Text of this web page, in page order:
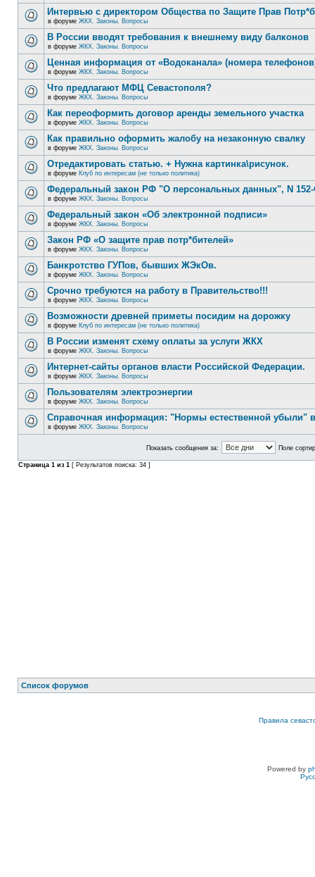
Интервью с директором Общества по Защите Прав
в форуме ЖКХ. Законы. Вопросы
В России вводят требования к внешнему виду балконов
в форуме ЖКХ. Законы. Вопросы
Ценная информация от «Водоканала» (номера
в форуме ЖКХ. Законы. Вопросы
Что предлагают МФЦ Севастополя?
в форуме ЖКХ. Законы. Вопросы
Как переоформить договор аренды земельного участка
в форуме ЖКХ. Законы. Вопросы
Как правильно оформить жалобу на незаконную свалку
в форуме ЖКХ. Законы. Вопросы
Отредактировать статью. + Нужна картинка\рисунок.
в форуме Клуб по интересам (не только политика)
Федеральный закон РФ "О персональных данных", N
в форуме ЖКХ. Законы. Вопросы
Федеральный закон «Об электронной подписи»
в форуме ЖКХ. Законы. Вопросы
Закон РФ «О защите прав потр*бителей»
в форуме ЖКХ. Законы. Вопросы
Банкротство ГУПов, бывших ЖЭкОв.
в форуме ЖКХ. Законы. Вопросы
Срочно требуются на работу в Правительство!!!
в форуме ЖКХ. Законы. Вопросы
Возможности древней приметы посидим на дорожку
в форуме Клуб по интересам (не только политика)
В России изменят схему оплаты за услуги ЖКХ
в форуме ЖКХ. Законы. Вопросы
Интернет-сайты органов власти Российской Федерации.
в форуме ЖКХ. Законы. Вопросы
Пользователям электроэнергии
в форуме ЖКХ. Законы. Вопросы
Справочная информация: "Нормы естественной убыли"
в форуме ЖКХ. Законы. Вопросы
Показать сообщения за: Поле
Страница 1 из 1 [ Результатов поиска: 34 ]
Список форумов
Правила
Powered by